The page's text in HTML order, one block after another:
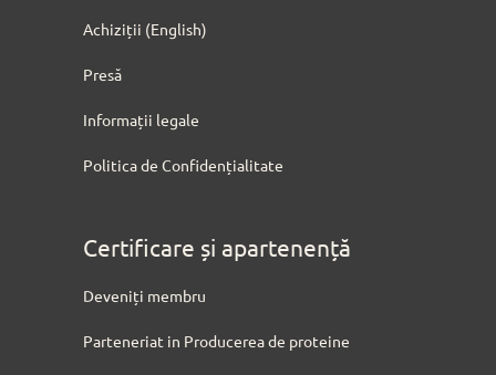
Achiziții (English)
Presă
Informații legale
Politica de Confidențialitate
Certificare și apartenență
Deveniți membru
Parteneriat in Producerea de proteine